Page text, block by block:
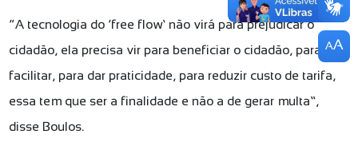
AA
“A tecnologia do ‘free flow’ não virá para prejudicar o
cidadão, ela precisa vir para beneficiar o cidadão, para
facilitar, para dar praticidade, para reduzir custo de tarifa,
essa tem que ser a finalidade e não a de gerar multa”,
disse Boulos.